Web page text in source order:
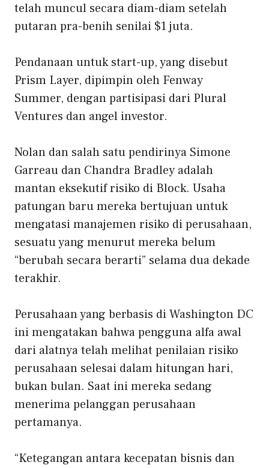
telah muncul secara diam-diam setelah
putaran pra-benih senilai $1 juta.
Pendanaan untuk start-up, yang disebut
Prism Layer, dipimpin oleh Fenway
Summer, dengan partisipasi dari Plural
Ventures dan angel investor.
Nolan dan salah satu pendirinya Simone
Garreau dan Chandra Bradley adalah
mantan eksekutif risiko di Block. Usaha
patungan baru mereka bertujuan untuk
mengatasi manajemen risiko di perusahaan,
sesuatu yang menurut mereka belum
“berubah secara berarti” selama dua dekade
terakhir.
Perusahaan yang berbasis di Washington DC
ini mengatakan bahwa pengguna alfa awal
dari alatnya telah melihat penilaian risiko
perusahaan selesai dalam hitungan hari,
bukan bulan. Saat ini mereka sedang
menerima pelanggan perusahaan
pertamanya.
“Ketegangan antara kecepatan bisnis dan